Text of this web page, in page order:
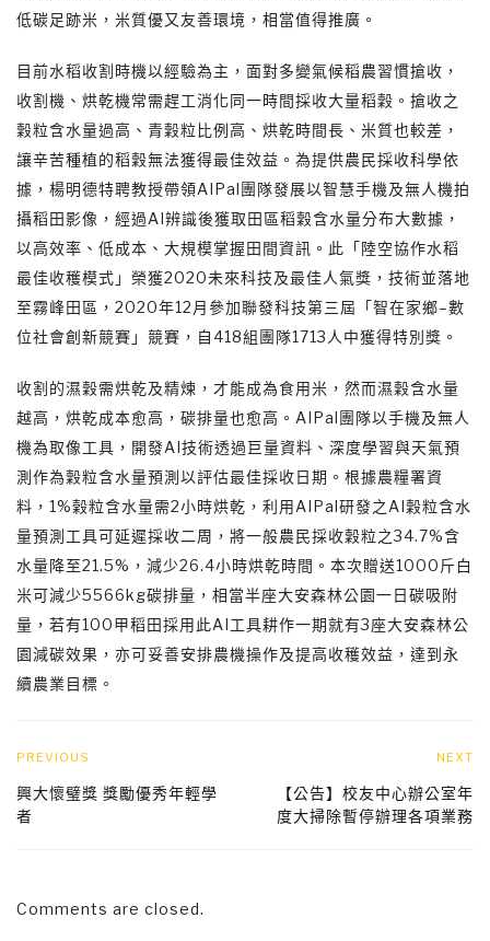
低碳足跡米，米質優又友善環境，相當值得推廣。
目前水稻收割時機以經驗為主，面對多變氣候稻農習慣搶收，
收割機、烘乾機常需趕工消化同一時間採收大量稻穀。搶收之
穀粒含水量過高、青穀粒比例高、烘乾時間長、米質也較差，
讓辛苦種植的稻穀無法獲得最佳效益。為提供農民採收科學依
據，楊明德特聘教授帶領AIPal團隊發展以智慧手機及無人機拍
攝稻田影像，經過AI辨識後獲取田區稻穀含水量分布大數據，
以高效率、低成本、大規模掌握田間資訊。此「陸空協作水稻
最佳收穫模式」榮獲2020未來科技及最佳人氣獎，技術並落地
至霧峰田區，2020年12月參加聯發科技第三屆「智在家鄉–數
位社會創新競賽」競賽，自418組團隊1713人中獲得特別獎。
收割的濕穀需烘乾及精煉，才能成為食用米，然而濕穀含水量
越高，烘乾成本愈高，碳排量也愈高。AIPal團隊以手機及無人
機為取像工具，開發AI技術透過巨量資料、深度學習與天氣預
測作為穀粒含水量預測以評估最佳採收日期。根據農糧署資
料，1%榖粒含水量需2小時烘乾，利用AIPal研發之AI穀粒含水
量預測工具可延遲採收二周，將一般農民採收穀粒之34.7%含
水量降至21.5%，減少26.4小時烘乾時間。本次贈送1000斤白
米可減少5566kg碳排量，相當半座大安森林公園一日碳吸附
量，若有100甲稻田採用此AI工具耕作一期就有3座大安森林公
園減碳效果，亦可妥善安排農機操作及提高收穫效益，達到永
續農業目標。
PREVIOUS
興大懷璧獎 獎勵優秀年輕學
者
NEXT
【公告】校友中心辦公室年
度大掃除暫停辦理各項業務
Comments are closed.